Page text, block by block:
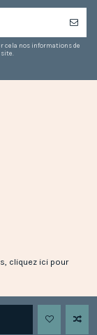
cela nos informations de
cliquez ici pour